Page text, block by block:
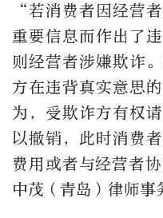
“若消费者因经营
重要信息而作出了
则经营者涉嫌欺诈
方在违背真实意思
为，受欺诈方有权
以撤销，此时消费
费用或者与经营者
中茂（青岛）律师事